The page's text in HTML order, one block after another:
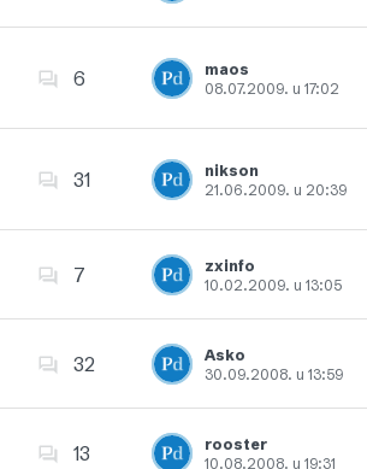
6
maos
08.07.2009. u 17:02
31
nikson
21.06.2009. u 20:39
7
zxinfo
10.02.2009. u 13:05
Dodajte u favorite
32
Asko
30.09.2008. u 13:59
Dodajte u favorite
13
rooster
10.08.2008. u 19:31